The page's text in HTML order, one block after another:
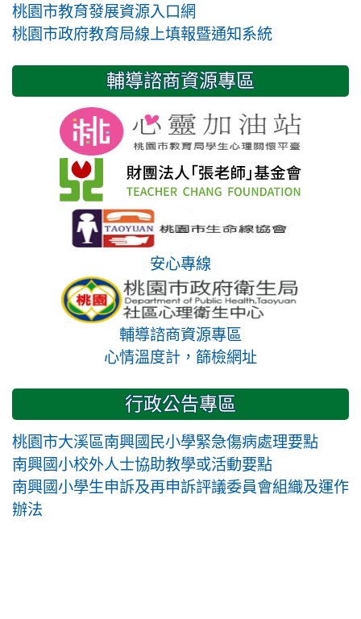
桃園市教育發展資源入口網
桃園市政府教育局線上填報暨通知系統
輔導諮商資源專區
安心專線
輔導諮商資源專區
心情溫度計，篩檢網址
行政公告專區
桃園市大溪區南興國民小學緊急傷病處理要點
南興國小校外人士協助教學或活動要點
南興國小學生申訴及再申訴評議委員會組織及運作
辦法